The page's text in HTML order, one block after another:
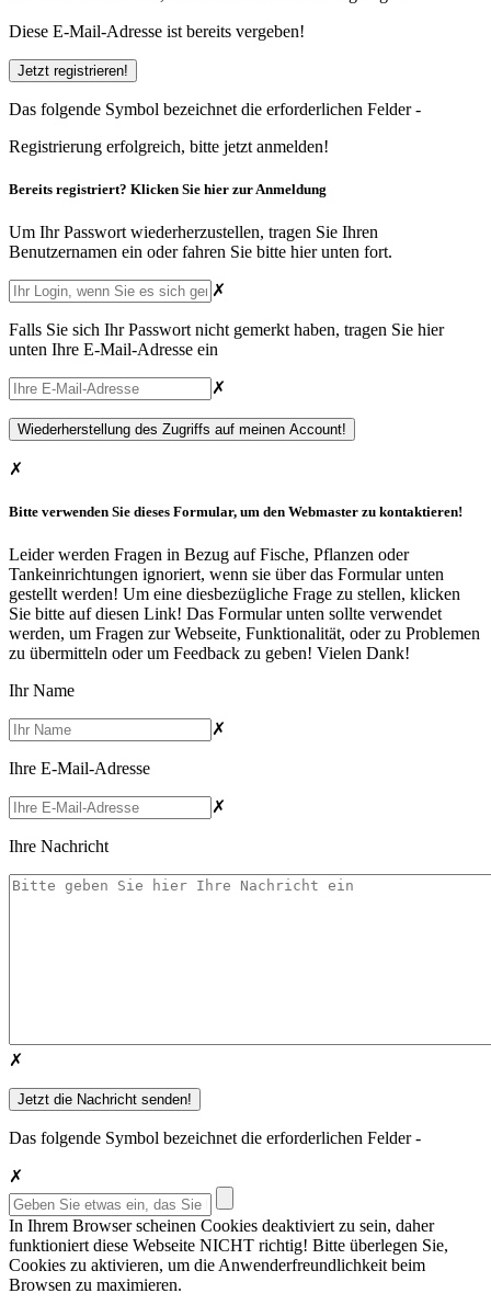
Diese E-Mail-Adresse ist bereits vergeben!
Das folgende Symbol bezeichnet die erforderlichen Felder -
Registrierung erfolgreich, bitte jetzt anmelden!
Bereits registriert? Klicken Sie hier zur Anmeldung
Um Ihr Passwort wiederherzustellen, tragen Sie Ihren
Benutzernamen ein oder fahren Sie bitte hier unten fort.
✗
Falls Sie sich Ihr Passwort nicht gemerkt haben, tragen Sie hier
unten Ihre E-Mail-Adresse ein
✗
✗
Bitte verwenden Sie dieses Formular, um den Webmaster zu kontaktieren!
Leider werden Fragen in Bezug auf Fische, Pflanzen oder
Tankeinrichtungen ignoriert, wenn sie über das Formular unten
gestellt werden! Um eine diesbezügliche Frage zu stellen, klicken
Sie bitte auf diesen Link! Das Formular unten sollte verwendet
werden, um Fragen zur Webseite, Funktionalität, oder zu Problemen
zu übermitteln oder um Feedback zu geben! Vielen Dank!
Ihr Name
✗
Ihre E-Mail-Adresse
✗
Ihre Nachricht
✗
Das folgende Symbol bezeichnet die erforderlichen Felder -
✗
In Ihrem Browser scheinen Cookies deaktiviert zu sein, daher
funktioniert diese Webseite NICHT richtig! Bitte überlegen Sie,
Cookies zu aktivieren, um die Anwenderfreundlichkeit beim
Browsen zu maximieren.